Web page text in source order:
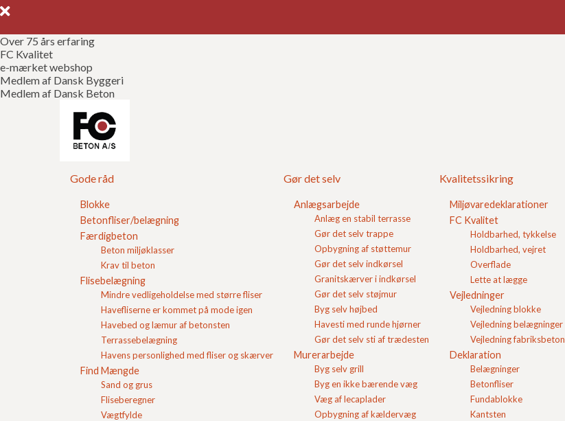
Over 75 års erfaring
FC Kvalitet
e-mærket webshop
Medlem af Dansk Byggeri
Medlem af Dansk Beton
Gode råd
Blokke
Betonfliser/belægning
Færdigbeton
Beton miljøklasser
Krav til beton
Flisebelægning
Mindre vedligeholdelse med større fliser
Havefliserne er kommet på mode igen
Havebed og læmur af betonsten
Terrassebelægning
Havens personlighed med fliser og skærver
Find Mængde
Sand og grus
Fliseberegner
Vægtfylde
Gør det selv
Anlægsarbejde
Anlæg en stabil terrasse
Gør det selv trappe
Opbygning af støttemur
Gør det selv indkørsel
Granitskærver i indkørsel
Gør det selv støjmur
Byg selv højbed
Havesti med runde hjørner
Gør det selv sti af trædesten
Murerarbejde
Byg selv grill
Byg en ikke bærende væg
Væg af lecaplader
Opbygning af kældervæg
Kvalitetssikring
Miljøvaredeklarationer
FC Kvalitet
Holdbarhed, tykkelse
Holdbarhed, vejret
Overflade
Lette at lægge
Vejledninger
Vejledning blokke
Vejledning belægninger
Vejledning fabriksbeton
Deklaration
Belægninger
Betonfliser
Fundablokke
Kantsten
Moderat miljøklasse
Moderat miljøklasse er en af de miljøklasser i henhold til DS 414 der angiver forskellige scenarier indenfor
mellem frost og tø eller kraftig opvædning uden frost/tø.
Dette dækker områder som fundamenter som delvist er over terræn, jorddækkede fundamenter i høj
sikkerhedsklasse og funderingspæle.
Skal du vælge enmørtel til en moderat miljøklasse kan der blandes en KC 50/50/700 mørtel af
af vores muremørtel eller strandsandsmørtel hvor indholdet af kalk og cement vil være lige stort.
Til murearbejde anvendes en bakkemørtel
mens der til pudsearbejdet oftest vil blive anvendt en
pudsemørtel.